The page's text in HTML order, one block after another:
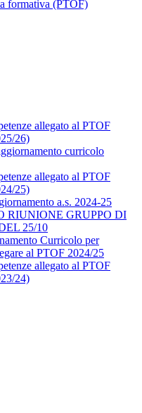
formativa (PTOF)
allegato al PTOF
26)
curricolo
allegato al PTOF
25)
a.s. 2024-25
RIUNIONE GRUPPO DI
25/10
Curricolo per
al PTOF 2024/25
allegato al PTOF
24)